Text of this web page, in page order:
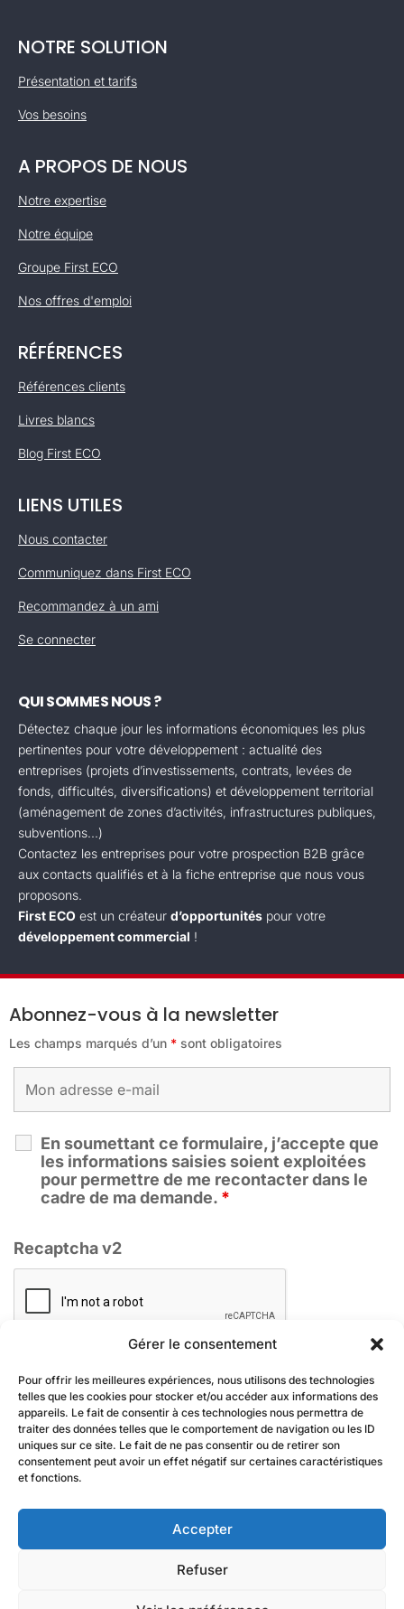
Gérer le consentement
Pour offrir les meilleures expériences, nous utilisons des technologies
telles que les cookies pour stocker et/ou accéder aux informations des
appareils. Le fait de consentir à ces technologies nous permettra de
traiter des données telles que le comportement de navigation ou les ID
uniques sur ce site. Le fait de ne pas consentir ou de retirer son
consentement peut avoir un effet négatif sur certaines caractéristiques
et fonctions.
Accepter
Refuser
NOTRE SOLUTION
Présentation et tarifs
Vos besoins
A PROPOS DE NOUS
Notre expertise
Notre équipe
Groupe First ECO
Nos offres d'emploi
RÉFÉRENCES
Références clients
Livres blancs
Blog First ECO
LIENS UTILES
Nous contacter
Communiquez dans First ECO
Recommandez à un ami
Se connecter
QUI SOMMES NOUS ?
Détectez chaque jour les informations économiques les plus
pertinentes pour votre développement : actualité des
entreprises (projets d’investissements, contrats, levées de
fonds, difficultés, diversifications) et développement territorial
(aménagement de zones d’activités, infrastructures publiques,
subventions...)
Contactez les entreprises pour votre prospection B2B grâce
aux contacts qualifiés et à la fiche entreprise que nous vous
proposons.
First ECO est un créateur d’opportunités pour votre
développement commercial !
Abonnez-vous à la newsletter
Les champs marqués d’un * sont obligatoires
En soumettant ce formulaire, j’accepte que
les informations saisies soient exploitées
pour permettre de me recontacter dans le
cadre de ma demande. *
Recaptcha v2
En renseignant votre adresse email, vous acceptez de recevoir par
moment à l’aide des liens de désinscription ou en nous contactant à
-CGV-Gestion des cookies